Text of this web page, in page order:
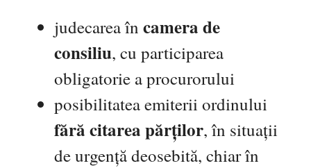
judecarea în camera de
consiliu, cu participarea
obligatorie a procurorului
posibilitatea emiterii ordinului
fără citarea părților, în situații
de urgență deosebită, chiar în